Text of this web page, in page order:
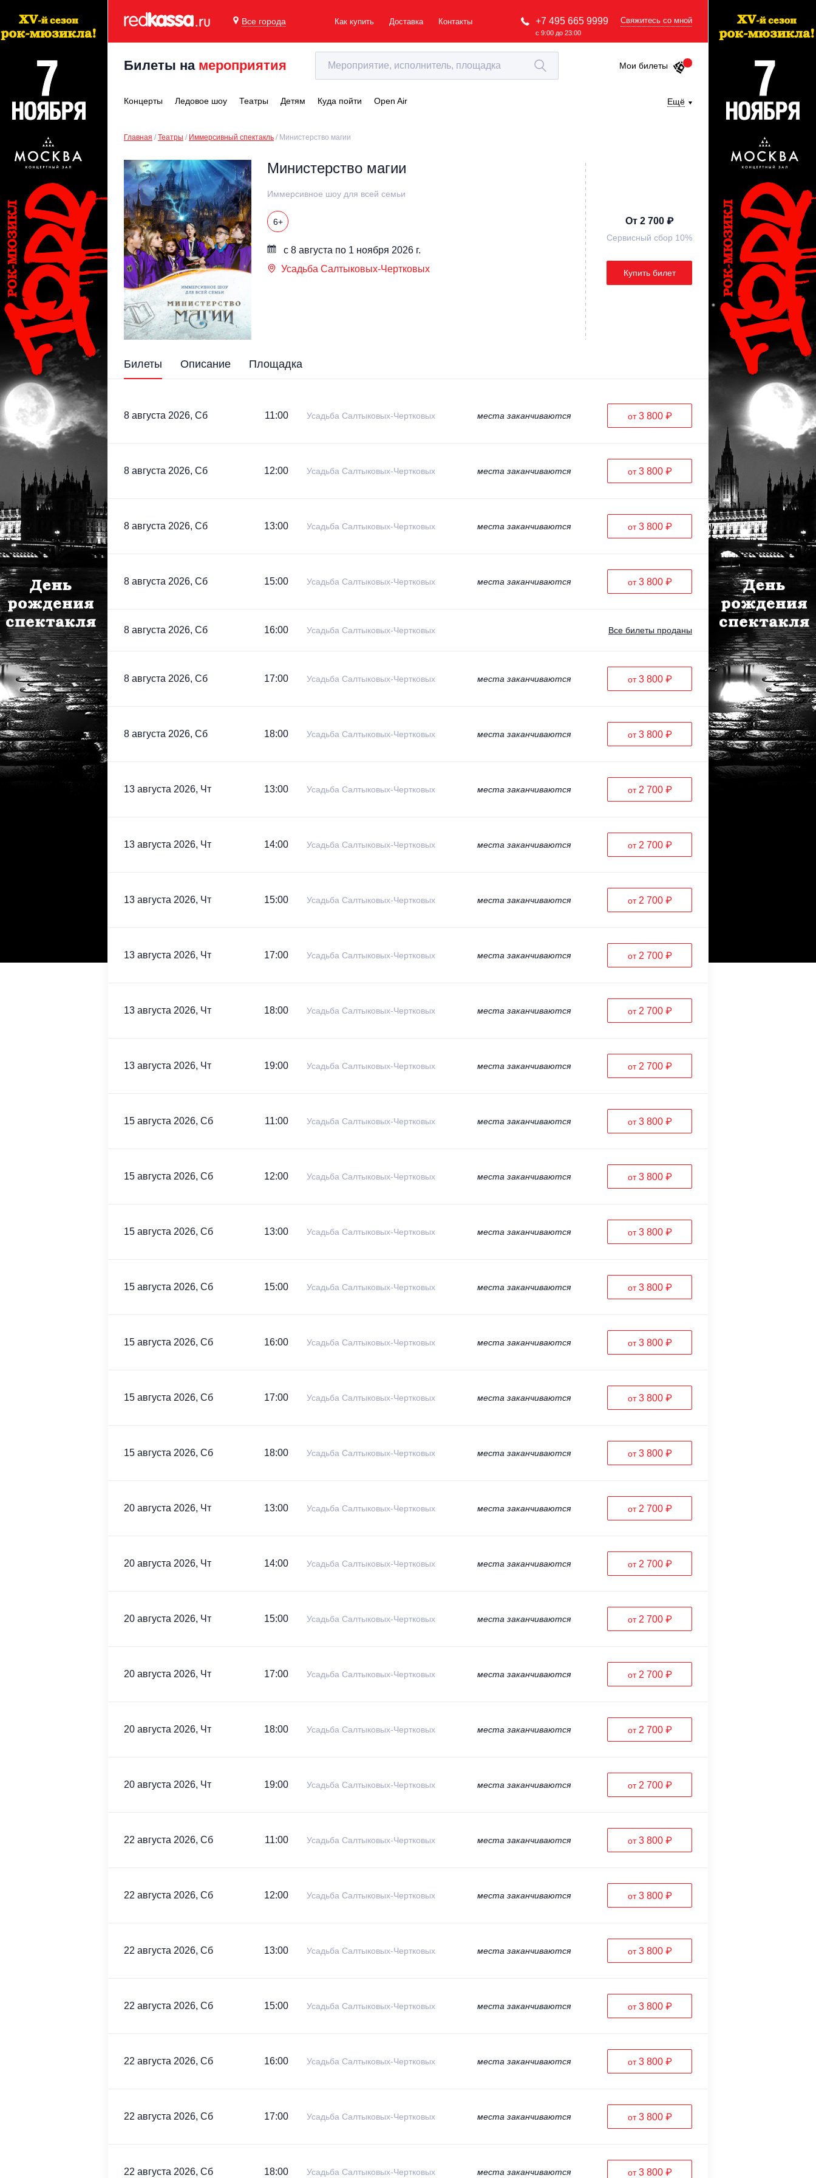
Все города Как купить Доставка Контакты +7 495 665 9999
с 9:00 до 23:00
Свяжитесь со мной
Билеты на мероприятия Мои билеты
Концерты Ледовое шоу Театры Детям Куда пойти Open Air Ещё
Главная Театры Иммерсивный спектакль Министерство магии
Министерство магии
Иммерсивное шоу для всей семьи
6+
с 8 августа по 1 ноября 2026 г.
Усадьба Салтыковых-Чертковых
От 2 700 ₽
Сервисный сбор 10%
Купить билет
Билеты Описание Площадка
8 августа 2026, Сб 11:00 Усадьба Салтыковых-Чертковых места заканчиваются от3 800 ₽
8 августа 2026, Сб 12:00 Усадьба Салтыковых-Чертковых места заканчиваются от3 800 ₽
8 августа 2026, Сб 13:00 Усадьба Салтыковых-Чертковых места заканчиваются от3 800 ₽
8 августа 2026, Сб 15:00 Усадьба Салтыковых-Чертковых места заканчиваются от3 800 ₽
8 августа 2026, Сб 16:00 Усадьба Салтыковых-Чертковых Все билеты проданы
8 августа 2026, Сб 17:00 Усадьба Салтыковых-Чертковых места заканчиваются от3 800 ₽
8 августа 2026, Сб 18:00 Усадьба Салтыковых-Чертковых места заканчиваются от3 800 ₽
13 августа 2026, Чт 13:00 Усадьба Салтыковых-Чертковых места заканчиваются от 2 700 ₽
13 августа 2026, Чт 14:00 Усадьба Салтыковых-Чертковых места заканчиваются от 2 700 ₽
13 августа 2026, Чт 15:00 Усадьба Салтыковых-Чертковых места заканчиваются от 2 700 ₽
13 августа 2026, Чт 17:00 Усадьба Салтыковых-Чертковых места заканчиваются от 2 700 ₽
13 августа 2026, Чт 18:00 Усадьба Салтыковых-Чертковых места заканчиваются от 2 700 ₽
13 августа 2026, Чт 19:00 Усадьба Салтыковых-Чертковых места заканчиваются от 2 700 ₽
15 августа 2026, Сб 11:00 Усадьба Салтыковых-Чертковых места заканчиваются от3 800 ₽
15 августа 2026, Сб 12:00 Усадьба Салтыковых-Чертковых места заканчиваются от3 800 ₽
15 августа 2026, Сб 13:00 Усадьба Салтыковых-Чертковых места заканчиваются от3 800 ₽
15 августа 2026, Сб 15:00 Усадьба Салтыковых-Чертковых места заканчиваются от3 800 ₽
15 августа 2026, Сб 16:00 Усадьба Салтыковых-Чертковых места заканчиваются от3 800 ₽
15 августа 2026, Сб 17:00 Усадьба Салтыковых-Чертковых места заканчиваются от3 800 ₽
15 августа 2026, Сб 18:00 Усадьба Салтыковых-Чертковых места заканчиваются от3 800 ₽
20 августа 2026, Чт 13:00 Усадьба Салтыковых-Чертковых места заканчиваются от 2 700 ₽
20 августа 2026, Чт 14:00 Усадьба Салтыковых-Чертковых места заканчиваются от 2 700 ₽
20 августа 2026, Чт 15:00 Усадьба Салтыковых-Чертковых места заканчиваются от 2 700 ₽
20 августа 2026, Чт 17:00 Усадьба Салтыковых-Чертковых места заканчиваются от 2 700 ₽
20 августа 2026, Чт 18:00 Усадьба Салтыковых-Чертковых места заканчиваются от 2 700 ₽
20 августа 2026, Чт 19:00 Усадьба Салтыковых-Чертковых места заканчиваются от 2 700 ₽
22 августа 2026, Сб 11:00 Усадьба Салтыковых-Чертковых места заканчиваются от3 800 ₽
22 августа 2026, Сб 12:00 Усадьба Салтыковых-Чертковых места заканчиваются от3 800 ₽
22 августа 2026, Сб 13:00 Усадьба Салтыковых-Чертковых места заканчиваются от3 800 ₽
22 августа 2026, Сб 15:00 Усадьба Салтыковых-Чертковых места заканчиваются от3 800 ₽
22 августа 2026, Сб 16:00 Усадьба Салтыковых-Чертковых места заканчиваются от3 800 ₽
22 августа 2026, Сб 17:00 Усадьба Салтыковых-Чертковых места заканчиваются от3 800 ₽
22 августа 2026, Сб 18:00 Усадьба Салтыковых-Чертковых места заканчиваются от3 800 ₽